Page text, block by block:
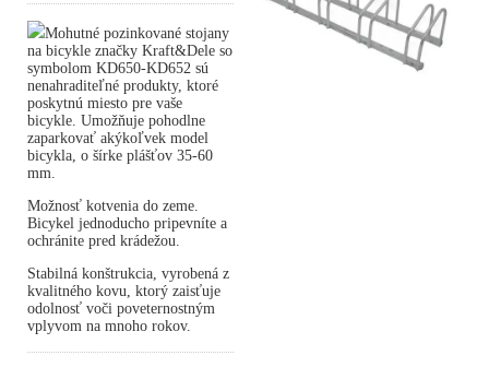
Mohutné pozinkované stojany
na bicykle značky Kraft&Dele so
symbolom KD650-KD652 sú
nenahraditeľné produkty, ktoré
poskytnú miesto pre vaše
bicykle. Umožňuje pohodlne
zaparkovať akýkoľvek model
bicykla, o šírke plášťov 35-60
mm.
Možnosť kotvenia do zeme.
Bicykel jednoducho pripevníte a
ochránite pred krádežou.
Stabilná konštrukcia, vyrobená z
kvalitného kovu, ktorý zaisťuje
odolnosť voči poveternostným
vplyvom na mnoho rokov.